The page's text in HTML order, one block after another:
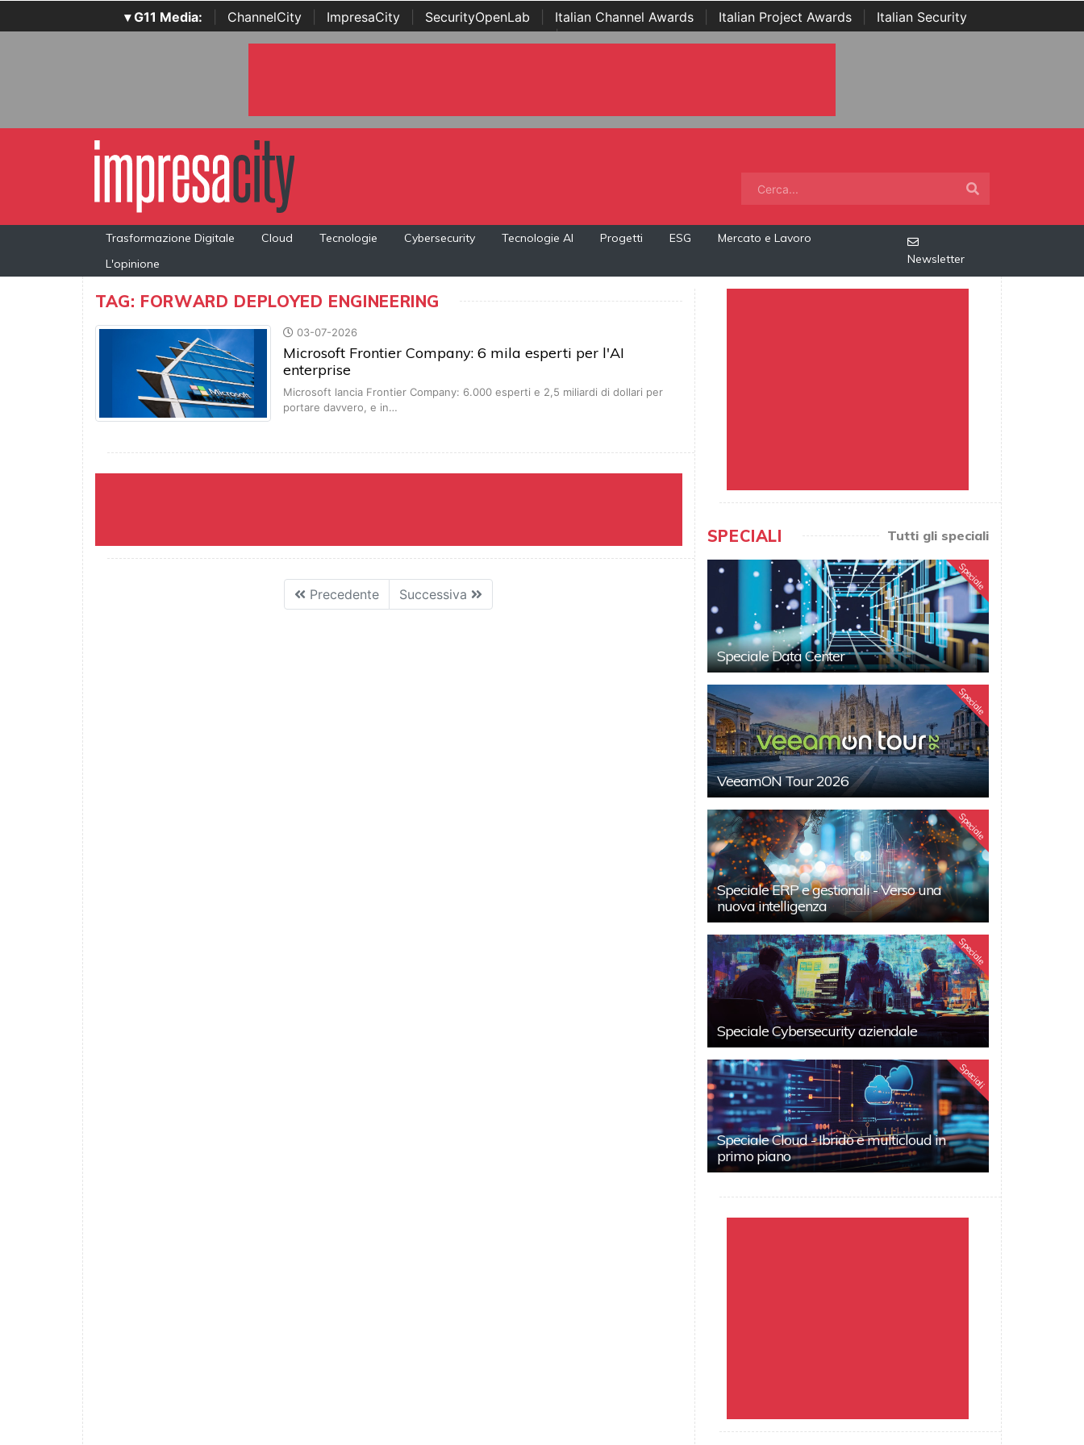
▾ G11 Media: ChannelCity ImpresaCity SecurityOpenLab Italian Channel Awards Italian Project Awards
Italian Security
Awards | ...
Trasformazione Digitale Cloud Tecnologie Cybersecurity Tecnologie AI Progetti ESG
Mercato e Lavoro
L'opinione
Newsletter
TAG: FORWARD DEPLOYED ENGINEERING
03-07-2026
Microsoft Frontier Company: 6 mila esperti per l'AI
enterprise
Microsoft lancia Frontier Company: 6.000 esperti e 2,5 miliardi di dollari per
portare davvero, e in…
Precedente Successiva
SPECIALI Tutti gli speciali
Speciale
Speciale Data Center
Speciale
VeeamON Tour 2026
Speciale
Speciale ERP e gestionali - Verso una
nuova intelligenza
Speciale
Speciale Cybersecurity aziendale
Speciali
Speciale Cloud - Ibrido e multicloud in
primo piano